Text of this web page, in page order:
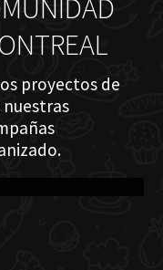
proyectos de